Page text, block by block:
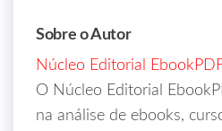
Sobre o Autor
Núcleo Editorial
O Núcleo Editorial
na análise de ebooks,